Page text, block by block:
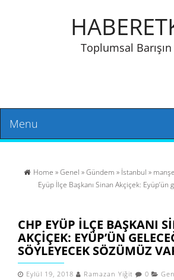
Toplumsal Barışın
Menu
Home »Genel »Gündem » İstanbul »
Eyüp İlçe Başkanı Sinan Akçiçek:
CHP EYÜP İLÇE BAŞKANI
AKÇIÇEK: EYÜP’ÜN
SÖYLEYECEK SÖZÜMÜZ
Eylül 19, 2018 Ramazan Yiğit 0